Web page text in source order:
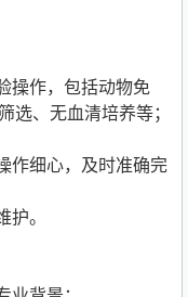
操作，包括动物免
选、无血清培养等；
作细心，及时准确完
护。